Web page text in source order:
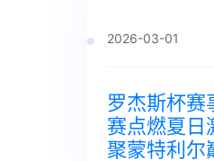
2026-03-01
罗杰斯杯赛
赛点燃夏日
聚蒙特利尔